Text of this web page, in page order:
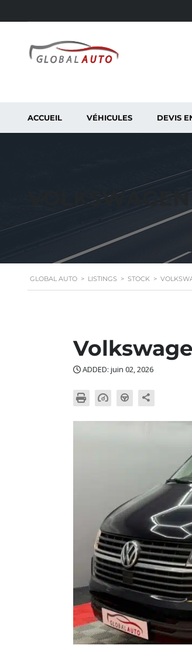
ACCUEIL VÉHICULES DEVIS
GLOBAL AUTO > LISTINGS > STOCK >
ADDED: juin 02, 2026